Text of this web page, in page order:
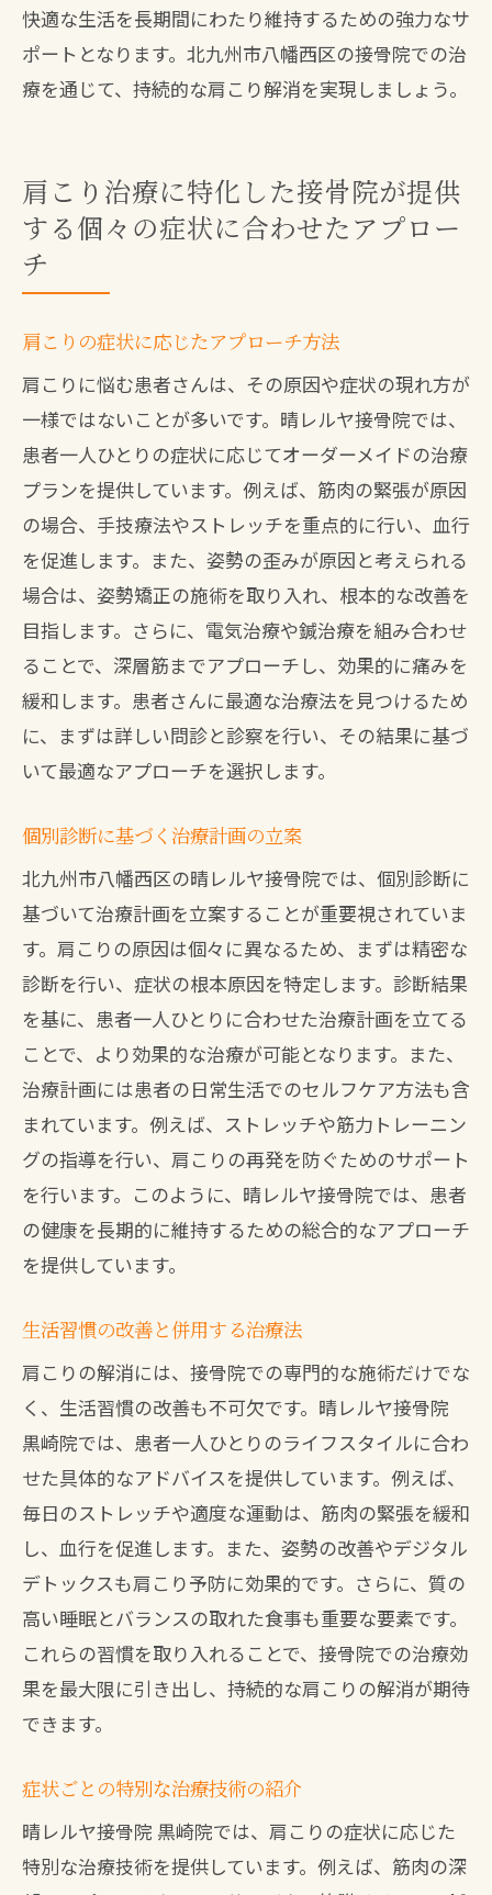
快適な生活を長期間にわたり維持するための強力なサ
ポートとなります。北九州市八幡西区の接骨院での治
療を通じて、持続的な肩こり解消を実現しましょう。
肩こり治療に特化した接骨院が提供
する個々の症状に合わせたアプロー
チ
肩こりの症状に応じたアプローチ方法
肩こりに悩む患者さんは、その原因や症状の現れ方が
一様ではないことが多いです。晴レルヤ接骨院では、
患者一人ひとりの症状に応じてオーダーメイドの治療
プランを提供しています。例えば、筋肉の緊張が原因
の場合、手技療法やストレッチを重点的に行い、血行
を促進します。また、姿勢の歪みが原因と考えられる
場合は、姿勢矯正の施術を取り入れ、根本的な改善を
目指します。さらに、電気治療や鍼治療を組み合わせ
ることで、深層筋までアプローチし、効果的に痛みを
緩和します。患者さんに最適な治療法を見つけるため
に、まずは詳しい問診と診察を行い、その結果に基づ
いて最適なアプローチを選択します。
個別診断に基づく治療計画の立案
北九州市八幡西区の晴レルヤ接骨院では、個別診断に
基づいて治療計画を立案することが重要視されていま
す。肩こりの原因は個々に異なるため、まずは精密な
診断を行い、症状の根本原因を特定します。診断結果
を基に、患者一人ひとりに合わせた治療計画を立てる
ことで、より効果的な治療が可能となります。また、
治療計画には患者の日常生活でのセルフケア方法も含
まれています。例えば、ストレッチや筋力トレーニン
グの指導を行い、肩こりの再発を防ぐためのサポート
を行います。このように、晴レルヤ接骨院では、患者
の健康を長期的に維持するための総合的なアプローチ
を提供しています。
生活習慣の改善と併用する治療法
肩こりの解消には、接骨院での専門的な施術だけでな
く、生活習慣の改善も不可欠です。晴レルヤ接骨院
黒崎院では、患者一人ひとりのライフスタイルに合わ
せた具体的なアドバイスを提供しています。例えば、
毎日のストレッチや適度な運動は、筋肉の緊張を緩和
し、血行を促進します。また、姿勢の改善やデジタル
デトックスも肩こり予防に効果的です。さらに、質の
高い睡眠とバランスの取れた食事も重要な要素です。
これらの習慣を取り入れることで、接骨院での治療効
果を最大限に引き出し、持続的な肩こりの解消が期待
できます。
症状ごとの特別な治療技術の紹介
晴レルヤ接骨院 黒崎院では、肩こりの症状に応じた
特別な治療技術を提供しています。例えば、筋肉の深